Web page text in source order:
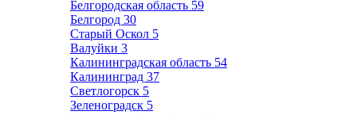
Белгородская область 59
Белгород 30
Старый Оскол 5
Валуйки 3
Калининградская область 54
Калининград 37
Светлогорск 5
Зеленоградск 5